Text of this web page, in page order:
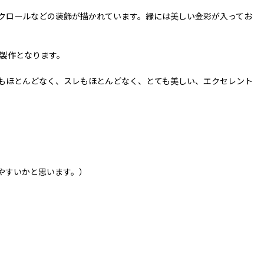
ールなどの装飾が描かれています。縁には美しい金彩が入ってお
となります。
とんどなく、スレもほとんどなく、とても美しい、エクセレント
いかと思います。）